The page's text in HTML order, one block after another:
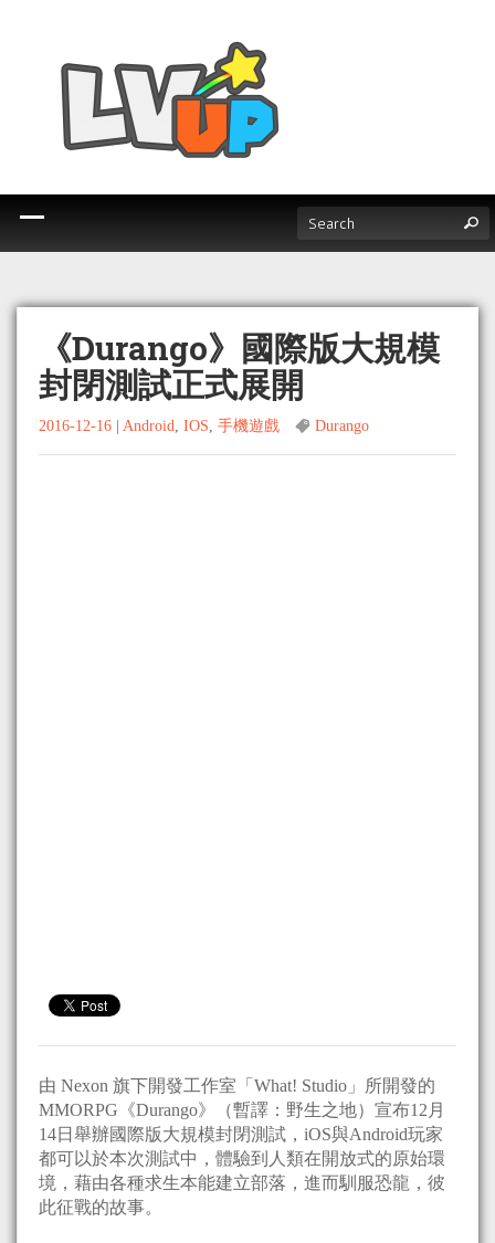
《Durango》國際版大規模
封閉測試正式展開
2016-12-16 Android, IOS, 手機遊戲 Durango
由 Nexon 旗下開發工作室「What! Studio」所開發的
MMORPG《Durango》（暫譯：野生之地）宣布12月
14日舉辦國際版大規模封閉測試，iOS與Android玩家
都可以於本次測試中，體驗到人類在開放式的原始環
境，藉由各種求生本能建立部落，進而馴服恐龍，彼
此征戰的故事。